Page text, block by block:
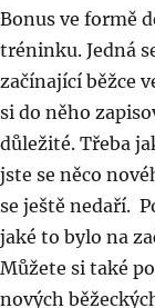
Bonus ve formě
tréninku. Jedná
začínající běžce
si do něho
důležité. Třeba
jste se něco
se ještě nedaří.
jaké to bylo na
Můžete si také
nových